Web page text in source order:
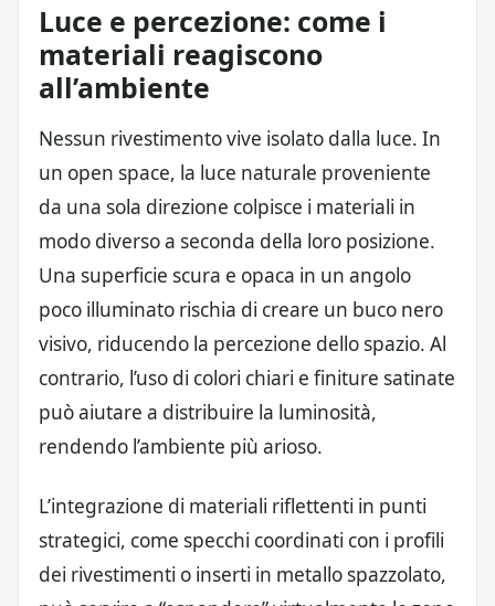
Luce e percezione: come i
materiali reagiscono
all’ambiente
Nessun rivestimento vive isolato dalla luce. In
un open space, la luce naturale proveniente
da una sola direzione colpisce i materiali in
modo diverso a seconda della loro posizione.
Una superficie scura e opaca in un angolo
poco illuminato rischia di creare un buco nero
visivo, riducendo la percezione dello spazio. Al
contrario, l’uso di colori chiari e finiture satinate
può aiutare a distribuire la luminosità,
rendendo l’ambiente più arioso.
L’integrazione di materiali riflettenti in punti
strategici, come specchi coordinati con i profili
dei rivestimenti o inserti in metallo spazzolato,